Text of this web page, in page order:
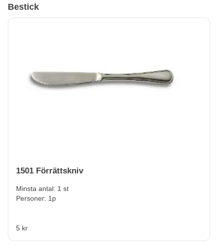
Bestick
1501 Förrättskniv
Minsta antal: 1 st
Personer: 1p
5 kr